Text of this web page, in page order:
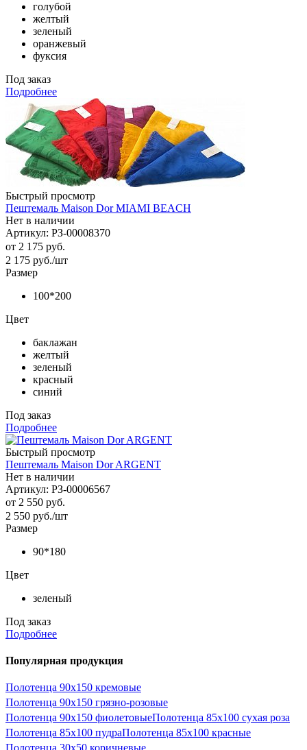
голубой
желтый
зеленый
оранжевый
фуксия
Под заказ
Подробнее
Быстрый просмотр
Пештемаль Maison Dor MIAMI BEACH
Нет в наличии
Артикул: РЗ-00008370
от 2 175 руб.
2 175 руб./шт
Размер
100*200
Цвет
баклажан
желтый
зеленый
красный
синий
Под заказ
Подробнее
Быстрый просмотр
Пештемаль Maison Dor ARGENT
Нет в наличии
Артикул: РЗ-00006567
от 2 550 руб.
2 550 руб./шт
Размер
90*180
Цвет
зеленый
Под заказ
Подробнее
Популярная продукция
Полотенца 90х150 кремовые
Полотенца 90х150 грязно-розовые
Полотенца 90х150 фиолетовыеПолотенца 85х100 сухая роза
Полотенца 85х100 пудраПолотенца 85х100 красные